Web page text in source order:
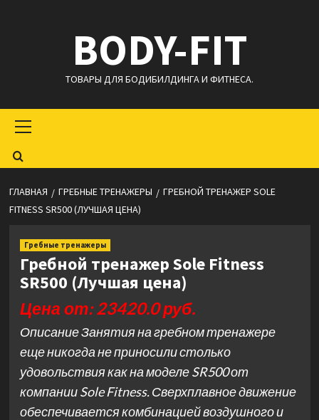
BODY-FIT
ТОВАРЫ ДЛЯ БОДИБИЛДИНГА И ФИТНЕСА.
меню
ГЛАВНАЯ ГРЕБНЫЕ ТРЕНАЖЕРЫ
ГРЕБНОЙ ТРЕНАЖЕР SOLE
FITNESS SR500 (ЛУЧШАЯ ЦЕНА)
Гребные тренажеры
Гребной тренажер Sole Fitness
SR500 (Лучшая цена)
Цена от: 23420.0 руб.
Описание Занятия на гребном тренажере
еще никогда не приносили столько
удовольствия как на моделе SR500 от
компании Sole Fitness. Сверхплавное движение
обеспечивается комбинацией воздушного и